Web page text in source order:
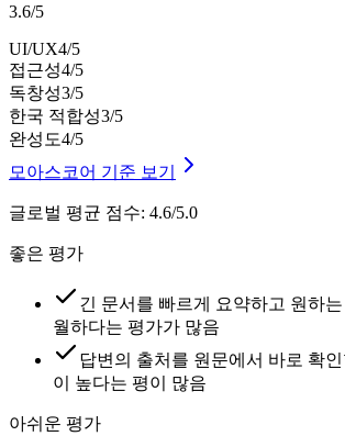
3.6/5
UI/UX4/5
접근성4/5
독창성3/5
한국 적합성3/5
완성도4/5
모아스코어 기준 보기
글로벌 평균 점수: 4.6/5.0
좋은 평가
긴 문서를 빠르게 요약하고 원하
월하다는 평가가 많음
답변의 출처를 원문에서 바로 확
이 높다는 평이 많음
아쉬운 평가